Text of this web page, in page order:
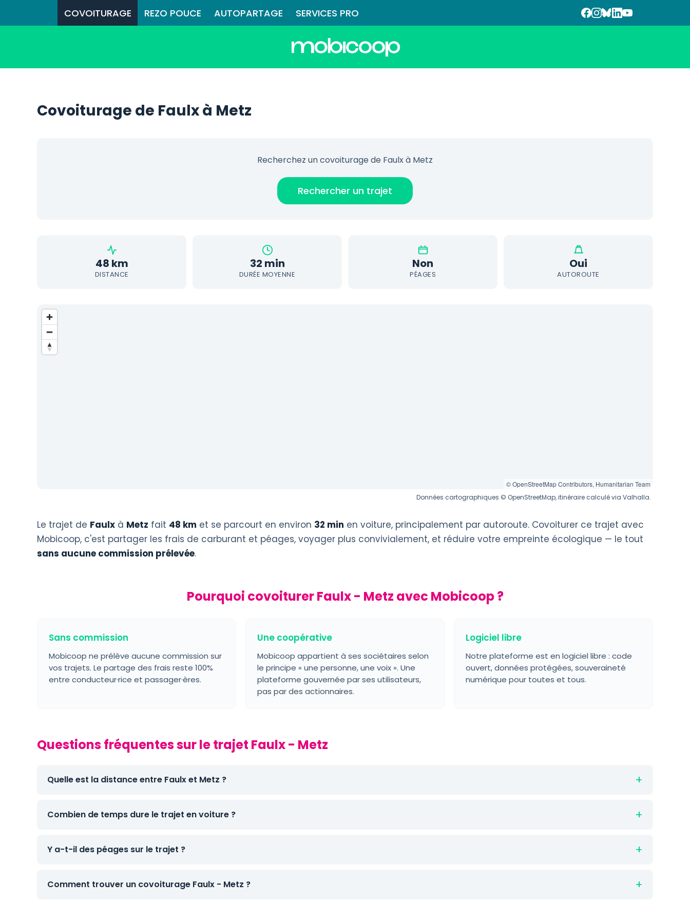
COVOITURAGE REZO POUCE AUTOPARTAGE SERVICES PRO
Covoiturage de Faulx à Metz
Recherchez un covoiturage de Faulx à Metz
Rechercher un trajet
48 km
DISTANCE
32 min
DURÉE MOYENNE
Non
PÉAGES
Oui
AUTOROUTE
© OpenStreetMap Contributors, Humanitarian Team
Données cartographiques © OpenStreetMap, itinéraire calculé via Valhalla.
Le trajet de Faulx à Metz fait 48 km et se parcourt en environ 32 min en voiture, principalement par autoroute. Covoiturer ce trajet avec
Mobicoop, c'est partager les frais de carburant et péages, voyager plus convivialement, et réduire votre empreinte écologique — le tout
sans aucune commission prélevée.
Pourquoi covoiturer Faulx - Metz avec Mobicoop ?
Sans commission
Mobicoop ne prélève aucune commission sur
vos trajets. Le partage des frais reste 100%
entre conducteur·rice et passager·ères.
Une coopérative
Mobicoop appartient à ses sociétaires selon
le principe « une personne, une voix ». Une
plateforme gouvernée par ses utilisateurs,
pas par des actionnaires.
Logiciel libre
Notre plateforme est en logiciel libre : code
ouvert, données protégées, souveraineté
numérique pour toutes et tous.
Questions fréquentes sur le trajet Faulx - Metz
Quelle est la distance entre Faulx et Metz ?
Combien de temps dure le trajet en voiture ?
Y a-t-il des péages sur le trajet ?
Comment trouver un covoiturage Faulx - Metz ?